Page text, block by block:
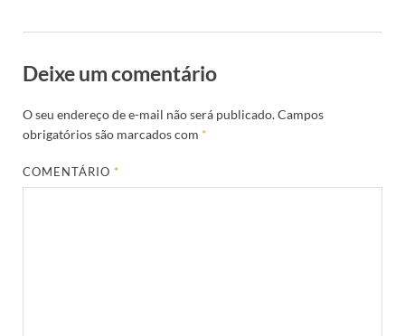
Deixe um comentário
O seu endereço de e-mail não será publicado.Campos
obrigatórios são marcados com *
COMENTÁRIO*